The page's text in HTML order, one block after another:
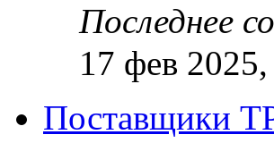
Последнее
17 фев
Поставщики